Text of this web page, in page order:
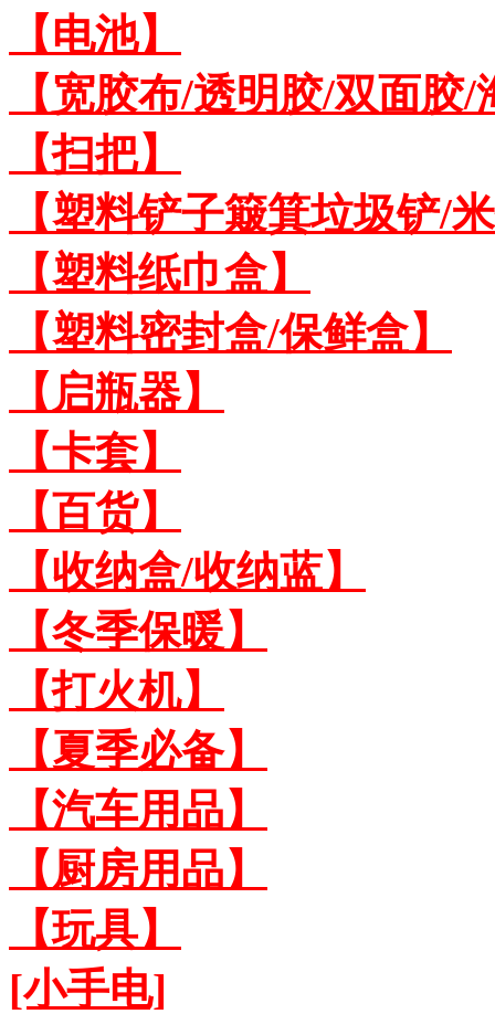
【电池】
【宽胶布/透明胶/双面胶
【扫把】
【塑料铲子簸箕垃圾铲/
【塑料纸巾盒】
【塑料密封盒/保鲜盒】
【启瓶器】
【卡套】
【百货】
【收纳盒/收纳蓝】
【冬季保暖】
【打火机】
【夏季必备】
【汽车用品】
【厨房用品】
【玩具】
[小手电]